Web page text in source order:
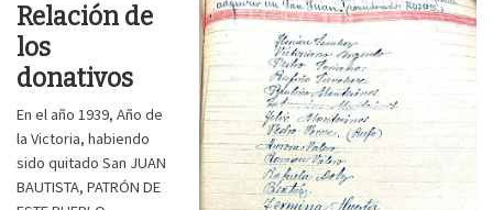
Relación de
los
donativos
En el año 1939, Año de
la Victoria, habiendo
sido quitado San JUAN
BAUTISTA, PATRÓN DE